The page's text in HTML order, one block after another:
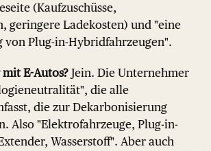
(Kaufzuschüsse,
geringere Ladekosten) und "eine
von Plug-in-Hybridfahrzeugen".
E-Autos?Jein. Die Unternehmer
die alle
die zur Dekarbonisierung
Also "Elektrofahrzeuge, Plug-in-
Wasserstoff". Aber auch